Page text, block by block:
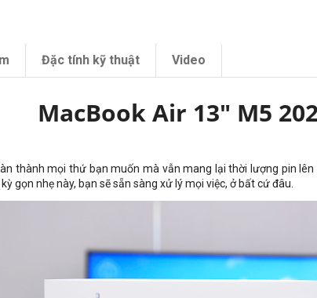
Đặc tính kỹ thuật Video
MacBook Air 13" M5
thành mọi thứ bạn muốn mà vẫn mang lại thời lượng pin
gọn nhẹ này, bạn sẽ sẵn sàng xử lý mọi việc, ở bất cứ đâu.